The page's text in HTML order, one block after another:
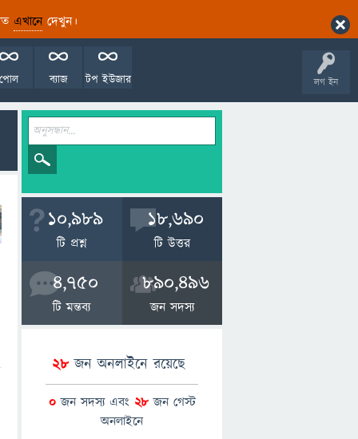
এখানেদেখুন।
লগ ইন
টপ ইউজার
ব্যাজ
পোল
10,989
টি প্রশ্ন
18,690
টি উত্তর
4,750
টি মন্তব্য
890,496
জন সদস্য
28জন অনলাইনে রয়েছে
0জন সদস্য এবং 28জন গেস্ট
অনলাইনে